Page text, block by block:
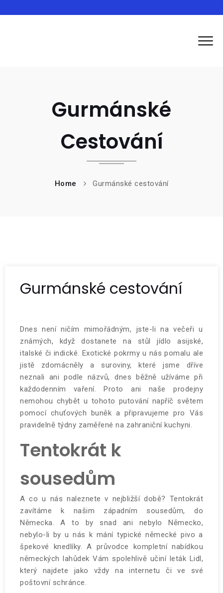
Gurmánské
Cestování
Home Gurmánské cestování
Gurmánské cestování
Dnes není ničím mimořádným, jste-li na večeři u
známých, když dostanete na stůl jídlo asijské,
italské či indické. Exotické pokrmy u nás pomalu ale
jistě zdomácněly a suroviny, které jsme dříve
neznali ani podle názvů, dnes běžně užíváme při
každodenním vaření. Proto ani naše prodejny
nemohou chybět u tohoto putování napříč světem
pomocí chuťových buněk a připravujeme pro Vás
pravidelně týdny zaměřené na zahraniční kuchyni.
Tentokrát k
sousedům
A co u nás naleznete v nejbližší době? Tentokrát
zavítáme k našim západním sousedům, do
Německa. A to by snad ani nebylo Německo,
nebylo-li by u nás k mání typické německé pivo a
špekové knedlíky. A průvodce kompletní nabídkou
německých lahůdek Vám spolehlivě učiní leták Lidl,
který najdete jako vždy na internetu či ve své
poštovní schránce.